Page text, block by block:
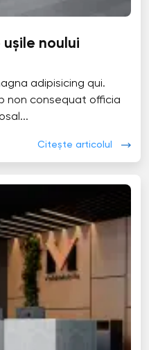
noului
adipisicing qui.
non consequat officia
Citește articolul